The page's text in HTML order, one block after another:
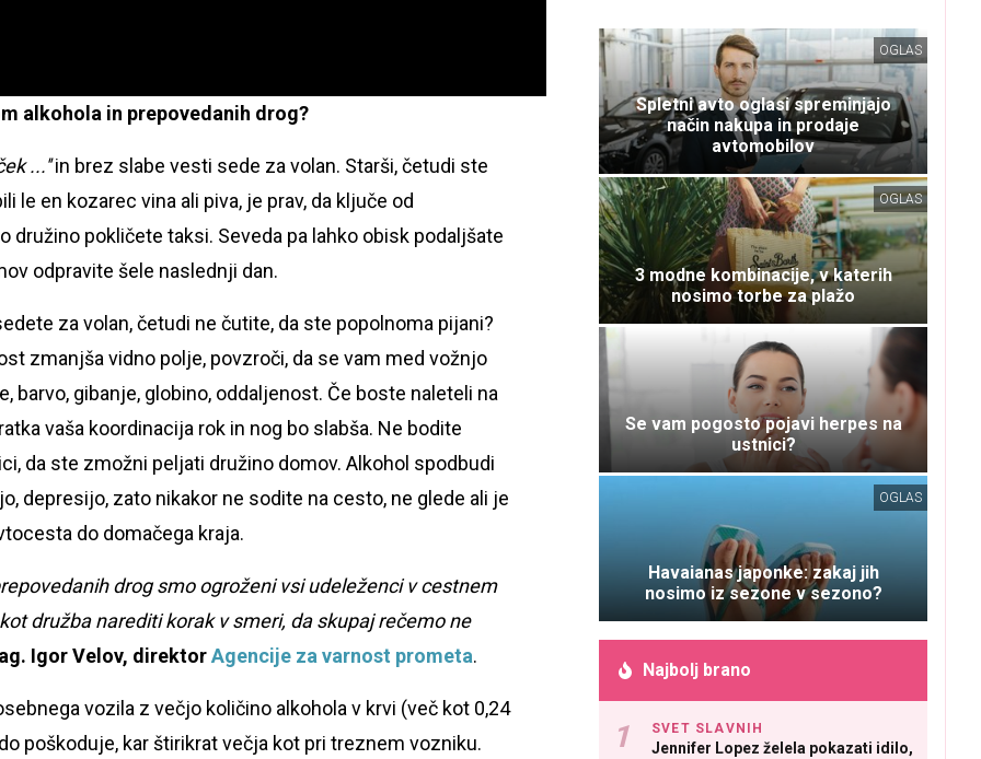
alkohola in prepovedanih drog?
...''in brez slabe vesti sede za volan. Starši, četudi ste
en kozarec vina ali piva, je prav, da ključe od
družino pokličete taksi. Seveda pa lahko obisk podaljšate
odpravite šele naslednji dan.
za volan, četudi ne čutite, da ste popolnoma pijani?
zmanjša vidno polje, povzroči, da se vam med vožnjo
barvo, gibanje, globino, oddaljenost. Če boste naleteli na
vaša koordinacija rok in nog bo slabša. Ne bodite
da ste zmožni peljati družino domov. Alkohol spodbudi
depresijo, zato nikakor ne sodite na cesto, ne glede ali je
do domačega kraja.
drog smo ogroženi vsi udeleženci v cestnem
družba narediti korak v smeri, da skupaj rečemo ne
Igor Velov, direktorAgencije za varnost prometa.
vozila z večjo količino alkohola v krvi (več kot 0,24
poškoduje, kar štirikrat večja kot pri treznem vozniku.
OGLAS
Spletni avto oglasi spreminjajo
način nakupa in prodaje
avtomobilov
OGLAS
3 modne kombinacije, v katerih
nosimo torbe za plažo
Se vam pogosto pojavi herpes na
ustnici?
OGLAS
Havaianas japonke: zakaj jih
nosimo iz sezone v sezono?
Najbolj brano
SVET SLAVNIH
Jennifer Lopez želela pokazati idilo,